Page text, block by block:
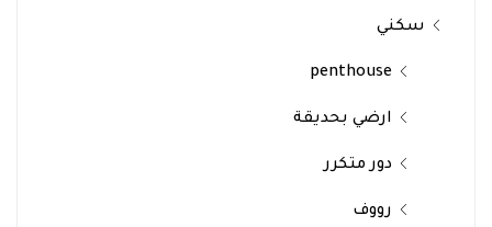
سكني
penthouse
ارضي بحديقة
دور متكرر
رووف